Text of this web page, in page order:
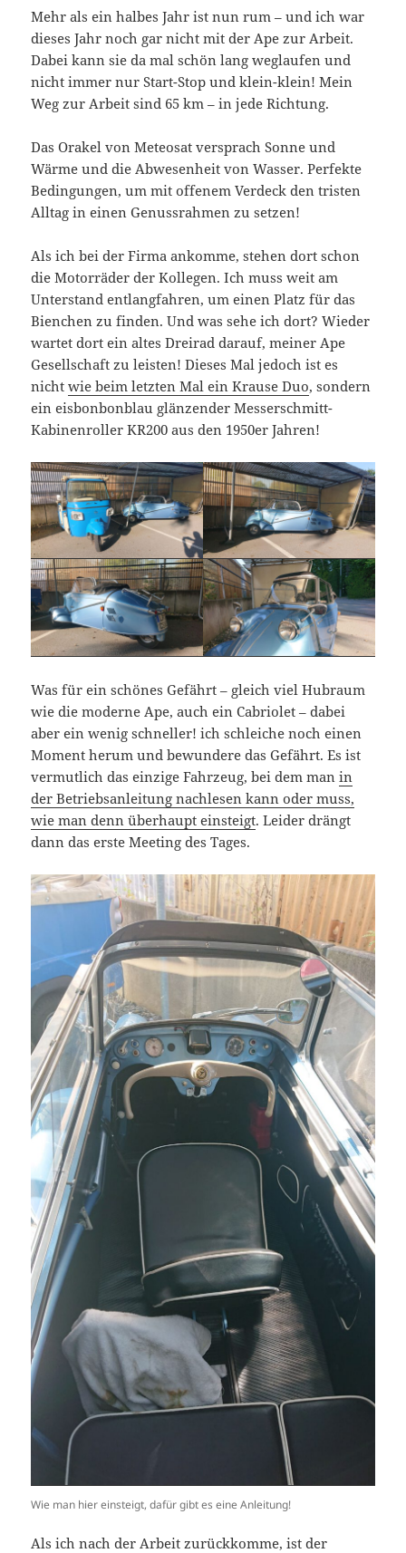
Mehr als ein halbes Jahr ist nun rum – und ich war
dieses Jahr noch gar nicht mit der Ape zur Arbeit.
Dabei kann sie da mal schön lang weglaufen und
nicht immer nur Start-Stop und klein-klein! Mein
Weg zur Arbeit sind 65 km – in jede Richtung.
Das Orakel von Meteosat versprach Sonne und
Wärme und die Abwesenheit von Wasser. Perfekte
Bedingungen, um mit offenem Verdeck den tristen
Alltag in einen Genussrahmen zu setzen!
Als ich bei der Firma ankomme, stehen dort schon
die Motorräder der Kollegen. Ich muss weit am
Unterstand entlangfahren, um einen Platz für das
Bienchen zu finden. Und was sehe ich dort? Wieder
wartet dort ein altes Dreirad darauf, meiner Ape
Gesellschaft zu leisten! Dieses Mal jedoch ist es
nichtwie beim letzten Mal ein Krause Duo, sondern
ein eisbonbonblau glänzender Messerschmitt-
Kabinenroller KR200 aus den 1950er Jahren!
Was für ein schönes Gefährt – gleich viel Hubraum
wie die moderne Ape, auch ein Cabriolet – dabei
aber ein wenig schneller! ich schleiche noch einen
Moment herum und bewundere das Gefährt. Es ist
vermutlich das einzige Fahrzeug, bei dem manin
der Betriebsanleitung nachlesen kann oder muss,
wie man denn überhaupt einsteigt. Leider drängt
dann das erste Meeting des Tages.
Wie man hier einsteigt, dafür gibt es eine Anleitung!
Als ich nach der Arbeit zurückkomme, ist der